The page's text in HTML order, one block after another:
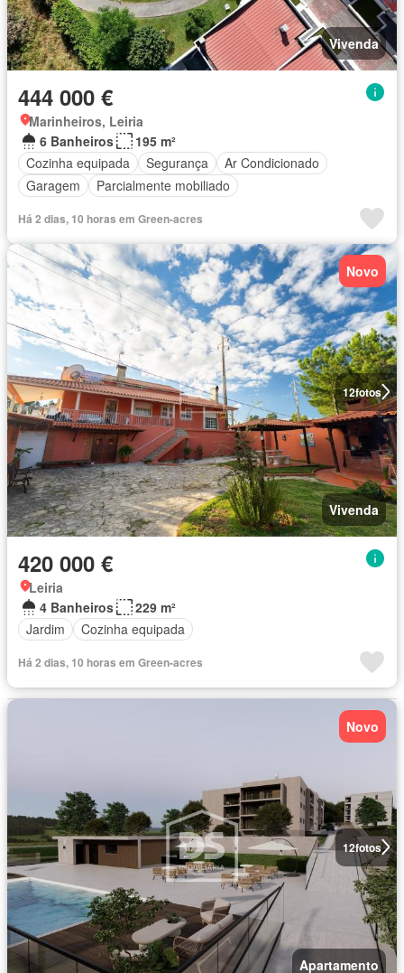
Vivenda
444 000 €
Marinheiros, Leiria
6 Banheiros
195 m²
Cozinha equipada
Segurança
Ar Condicionado
Garagem
Parcialmente mobiliado
Há 2 dias, 10 horas em Green-acres
12fotos
Novo
Vivenda
420 000 €
Leiria
4 Banheiros
229 m²
Jardim
Cozinha equipada
Há 2 dias, 10 horas em Green-acres
12fotos
Novo
Apartamento